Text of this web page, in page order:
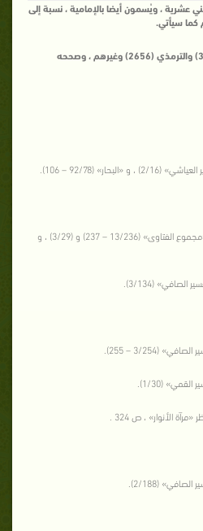
عشرية ، ويُسمون أيضا بالإمامية ، نسبة إلى
كما سيأتي.
رواه أحمد (5/183) وأبو داود (3660) والترمذي (2656) وغيرهم ، وصححه
وانظر ما قاله ابن تيمية رحمه الله في «مجموع الفتاوى» (13/236 – 237) و (3/29) ، و